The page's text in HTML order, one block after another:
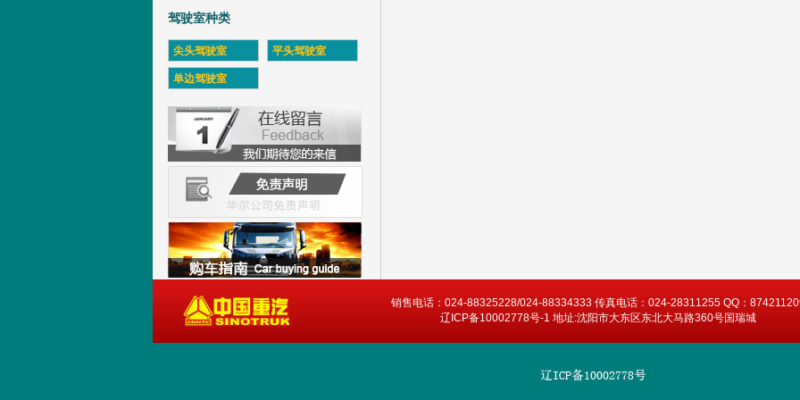
驾驶室种类
尖头驾驶室 平头驾驶室
单边驾驶室
销售电话：024-88325228/024-88334333 传真电话：024-28311255 QQ：
辽ICP备10002778号-1 地址:沈阳市大东区东北大马路360号国瑞城